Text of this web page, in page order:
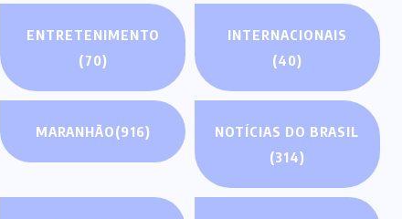
ENTRETENIMENTO
(70)
INTERNACIONAIS
(40)
MARANHÃO(916)
NOTÍCIAS DO BRASIL
(314)